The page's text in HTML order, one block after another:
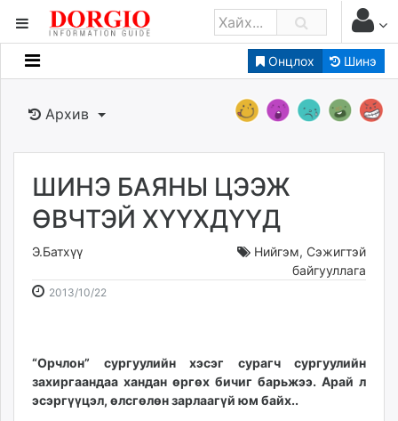
Онцлох Шинэ
Мэдээллийн
Банк санхүү
Бизнес ААН
Төрийн
dorgio.mn
Gogo.mn
caak.mn
Baabar.mn
tovch.mn
ikon.mn
Архив
ШИНЭ БАЯНЫ ЦЭЭЖ
ӨВЧТЭЙ ХҮҮХДҮҮД
Э.Батхүү Нийгэм, Сэжигтэй
байгууллага
2013/10/22
“Орчлон” сургуулийн хэсэг сурагч сургуулийн
захиргаандаа хандан өргөх бичиг барьжээ. Арай л
эсэргүүцэл, өлсгөлөн зарлаагүй юм байх..